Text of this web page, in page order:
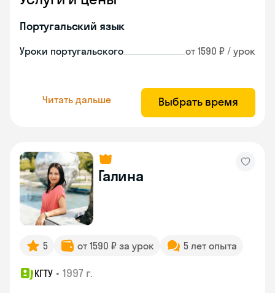
Португальский язык
Уроки португальского от 1590 ₽ / урок
Читать дальше Выбрать время
Галина
5 от 1590 ₽ за урок 5 лет опыта
КГТУ • 1997 г.